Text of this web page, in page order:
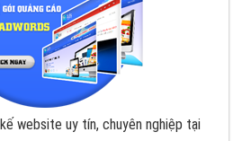
SEOer giàu kinh nghiệm được đào
trung tâm SEO lớn như: Litado,
Vietmoz, Vinalink